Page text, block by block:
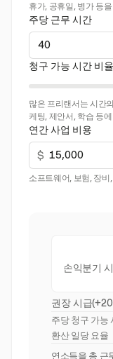
휴가, 공휴일, 병가 등
주당 근무 시간
청구 가능 시간 비율
많은 프리랜서는 시간
케팅, 제안서, 학습 등
연간 사업 비용
$
소프트웨어, 보험, 장
손익분기
권장 시급
주당 청구 가능
환산 일당 요율
연소득을 총 근